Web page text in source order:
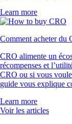
Learn more
Comment acheter du
CRO alimente un
récompenses et
CRO ou si vous
guide vous explique
Learn more
Voir les articles